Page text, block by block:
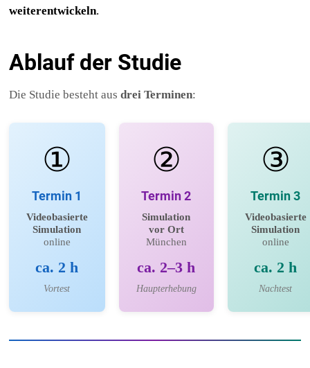
weiterentwickeln.
Ablauf der Studie
Die Studie besteht aus drei Terminen:
①
Termin 1
Videobasierte
Simulation
online
ca. 2 h
Vortest
②
Termin 2
Simulation
vor Ort
München
ca. 2–3 h
Haupterhebung
③
Termin 3
Videobasierte
Simulation
online
ca. 2 h
Nachtest